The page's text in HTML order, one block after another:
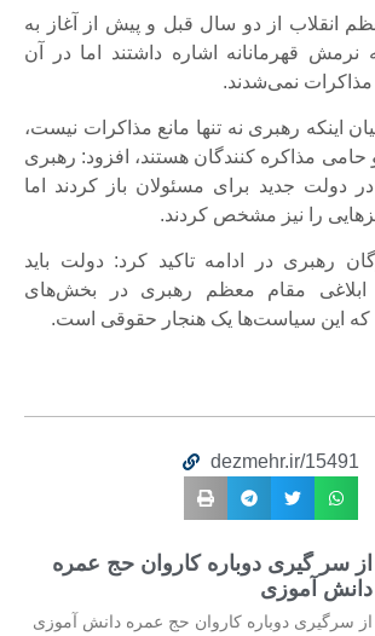
انقلاب از دو سال قبل و پیش از آغاز به
نرمش قهرمانانه اشاره داشتند اما در آن
مذاکرات نمی‌شدند.
اینکه رهبری نه تنها مانع مذاکرات نیست،
حامی مذاکره کنندگان هستند، افزود: رهبری
دولت جدید برای مسئولان باز کردند اما
را نیز مشخص کردند.
رهبری در ادامه تاکید کرد: دولت باید
مقام معظم رهبری در بخش‌های
که این سیاست‌ها یک هنجار حقوقی است.
dezmehr.ir/15491
از سر گیری دوباره کاروان حج عمره
دانش آموزی
از سرگیری دوباره کاروان حج عمره دانش آموزی